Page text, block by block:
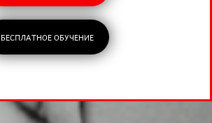
БЕСПЛАТНОЕ ОБУЧЕНИЕ